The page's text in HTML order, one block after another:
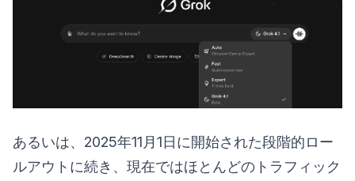
あるいは、2025年11月1日に開始された段階的ロー
ルアウトに続き、現在ではほとんどのトラフィック